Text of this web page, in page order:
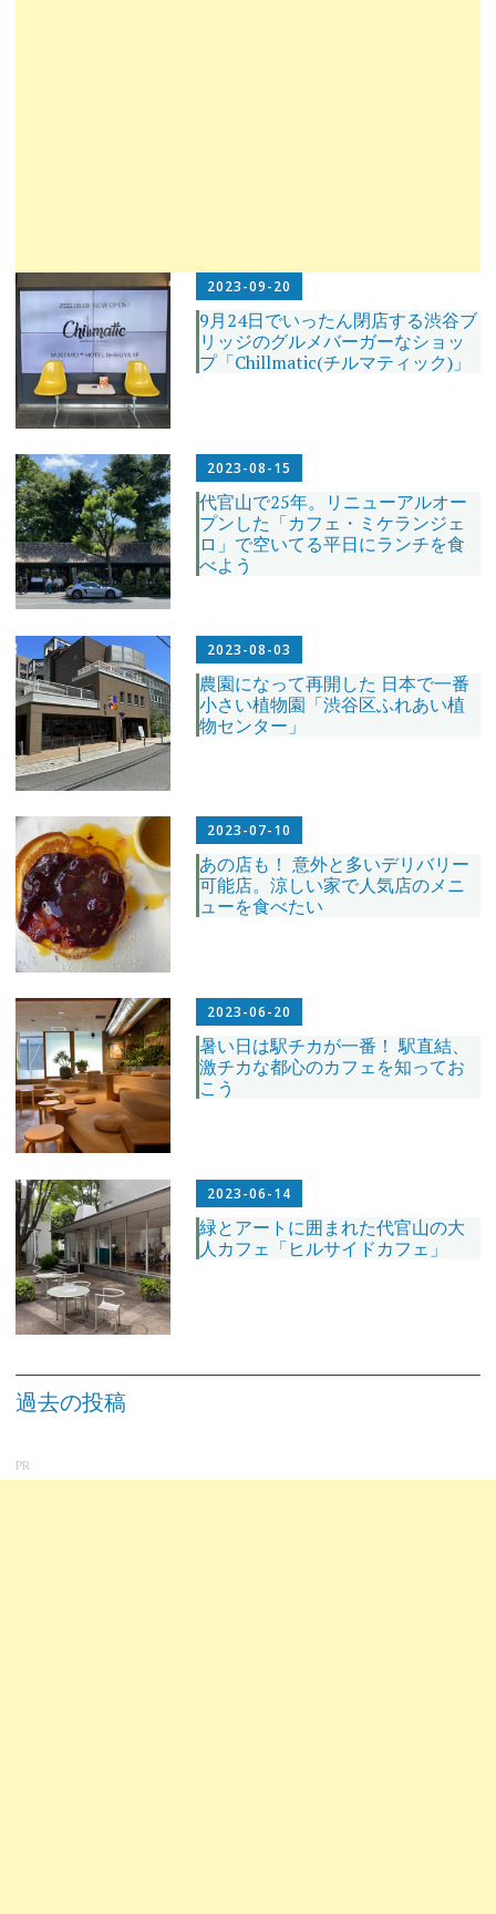
2023-09-20
9月24日でいったん閉店する渋谷ブ
リッジのグルメバーガーなショッ
プ「Chillmatic(チルマティック)」
2023-08-15
代官山で25年。リニューアルオー
プンした「カフェ・ミケランジェ
ロ」で空いてる平日にランチを食
べよう
2023-08-03
農園になって再開した 日本で一番
小さい植物園「渋谷区ふれあい植
物センター」
2023-07-10
あの店も！ 意外と多いデリバリー
可能店。涼しい家で人気店のメニ
ューを食べたい
2023-06-20
暑い日は駅チカが一番！ 駅直結、
激チカな都心のカフェを知ってお
こう
2023-06-14
緑とアートに囲まれた代官山の大
人カフェ「ヒルサイドカフェ」
稿
ナ
シ
ョ
過去の投稿
PR